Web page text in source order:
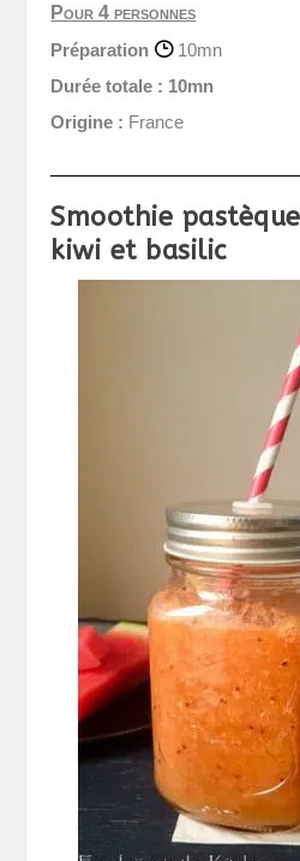
Pour 4 personnes
Préparation
10mn
Durée totale : 10mn
Origine : France
Smoothie
kiwi et basilic